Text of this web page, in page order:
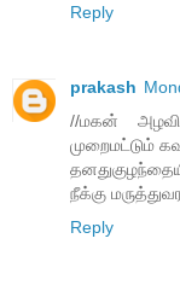
Reply
prakash
//மகன்
முறைமட்டும்
நீக்கு
Reply